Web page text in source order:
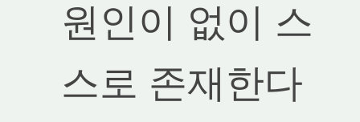
원인이 없이 스
스로 존재한다